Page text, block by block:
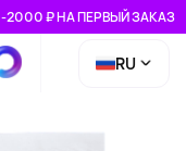
-2000 ₽ НА ПЕРВЫЙ ЗАКАЗ
RU